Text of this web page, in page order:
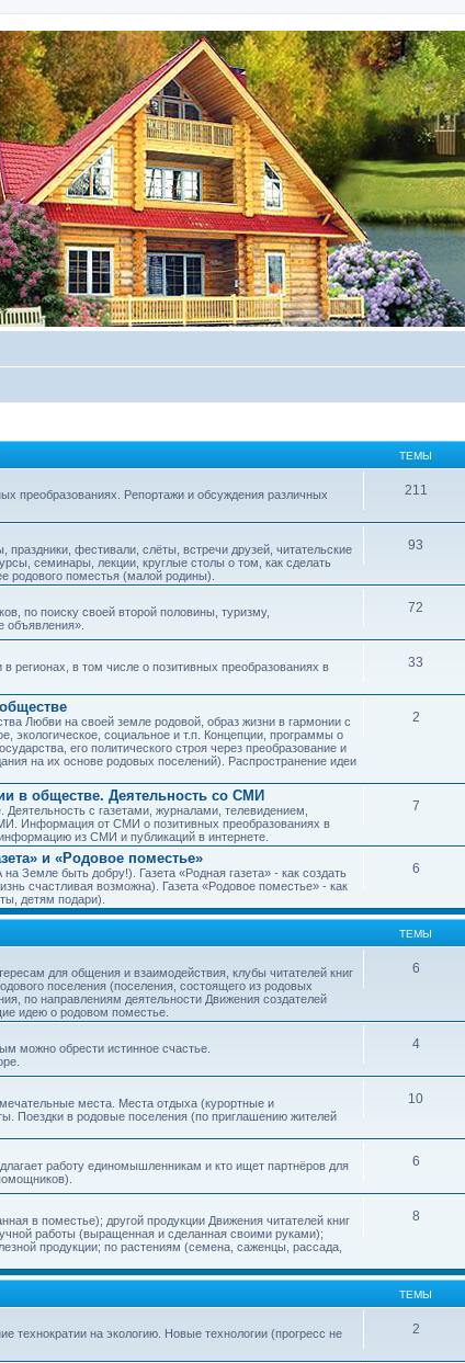
ТЕМЫ
преобразованиях. Репортажи и обсуждения различных
211
фестивали, слёты, встречи друзей, читательские
семинары, лекции, круглые столы о том, как сделать
родового поместья (малой родины).
93
по поиску своей второй половины, туризму,
объявления».
72
в том числе о позитивных преобразованиях в
33
Любви на своей земле родовой, образ жизни в гармонии с
экологическое, социальное и т.п. Концепции, программы о
его политического строя через преобразование и
на их основе родовых поселений). Распространение идеи
2
в обществе. Деятельность со СМИ
с газетами, журналами, телевидением,
Информация от СМИ о позитивных преобразованиях в
из СМИ и публикаций в интернете.
7
и «Родовое поместье»
Земле быть добру!). Газета «Родная газета» - как создать
счастливая возможна). Газета «Родовое поместье» - как
детям подари).
6
ТЕМЫ
для общения и взаимодействия, клубы читателей книг
поселения (поселения, состоящего из родовых
по направлениям деятельности Движения создателей
идею о родовом поместье.
6
можно обрести истинное счастье.
4
места. Места отдыха (курортные и
Поездки в родовые поселения (по приглашению жителей
10
работу единомышленникам и кто ищет партнёров для
6
в поместье); другой продукции Движения читателей книг
работы (выращенная и сделанная своими руками);
продукции; по растениям (семена, саженцы, рассада,
8
ТЕМЫ
технократии на экологию. Новые технологии (прогресс не
2